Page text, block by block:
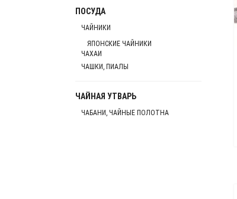
ПОСУДА
ЧАЙНИКИ
ЯПОНСКИЕ ЧАЙНИКИ
ЧАХАИ
ЧАШКИ, ПИАЛЫ
ЧАЙНАЯ УТВАРЬ
ЧАБАНИ, ЧАЙНЫЕ ПОЛОТНА